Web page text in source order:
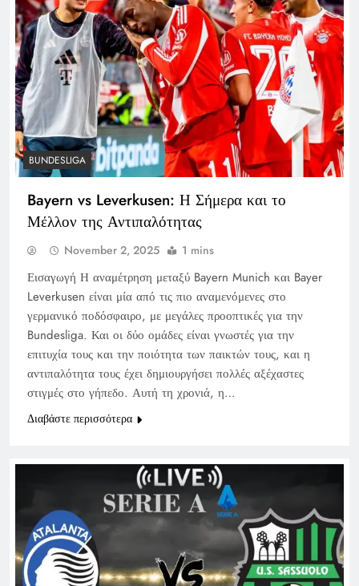
BUNDESLIGA
Bayern vs Leverkusen: Η Σήμερα και το
Μέλλον της Αντιπαλότητας
November 2, 2025 1 mins
Εισαγωγή Η αναμέτρηση μεταξύ Bayern Munich και Bayer
Leverkusen είναι μία από τις πιο αναμενόμενες στο
γερμανικό ποδόσφαιρο, με μεγάλες προοπτικές για την
Bundesliga. Και οι δύο ομάδες είναι γνωστές για την
επιτυχία τους και την ποιότητα των παικτών τους, και η
αντιπαλότητα τους έχει δημιουργήσει πολλές αξέχαστες
στιγμές στο γήπεδο. Αυτή τη χρονιά, η…
Διαβάστε περισσότερα